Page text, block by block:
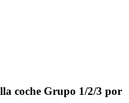
coche Grupo 1/2/3 por